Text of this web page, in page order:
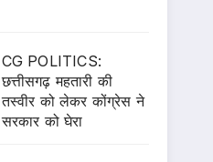
CG POLITICS:
छत्तीसगढ़ महतारी की
तस्वीर को लेकर कोंग्रेस ने
सरकार को घेरा